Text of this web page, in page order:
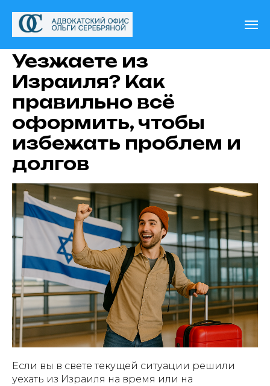
Уезжаете из
Израиля? Как
правильно всё
оформить, чтобы
избежать проблем и
долгов
Если вы в свете текущей ситуации решили
уехать из Израиля на время или на